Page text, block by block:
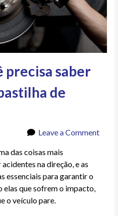
precisa saber
de
Leave a Comment
das coisas mais
na direção, e as
essenciais para garantir o
elas que sofrem o impacto,
o veículo pare.